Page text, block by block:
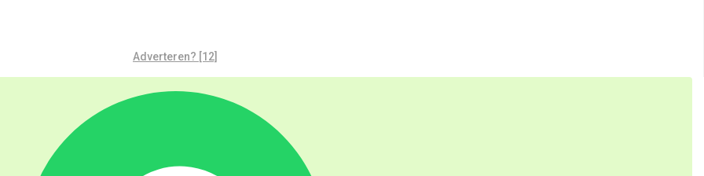
Adverteren? [12]